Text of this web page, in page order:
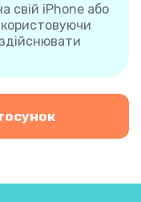
свій iPhone або